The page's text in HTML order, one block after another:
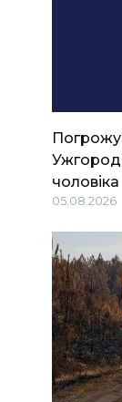
чоловіка
05.08.2026